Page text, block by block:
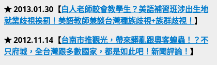
★ 2013.01.30【白人老師較會教學生？美語補習班涉出生地
就業歧視挨罰！美語教師兼談台灣種族歧視+族群歧視！ 】
★ 2012.11.14【台南市推觀光，帶來髒亂跟奧客蝗蟲！？不
只府城，全台灣跟多數國家，都是如此吧！新聞評論！ 】